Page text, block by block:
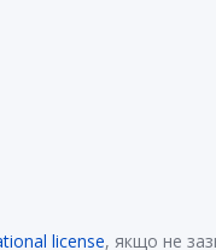
license, якщо не